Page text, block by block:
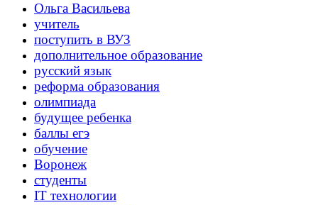
Ольга Васильева
учитель
поступить в ВУЗ
дополнительное образование
русский язык
реформа образования
олимпиада
будущее ребенка
баллы егэ
обучение
Воронеж
студенты
IT технологии